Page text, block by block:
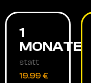
1
MONATE
statt
19.99 €